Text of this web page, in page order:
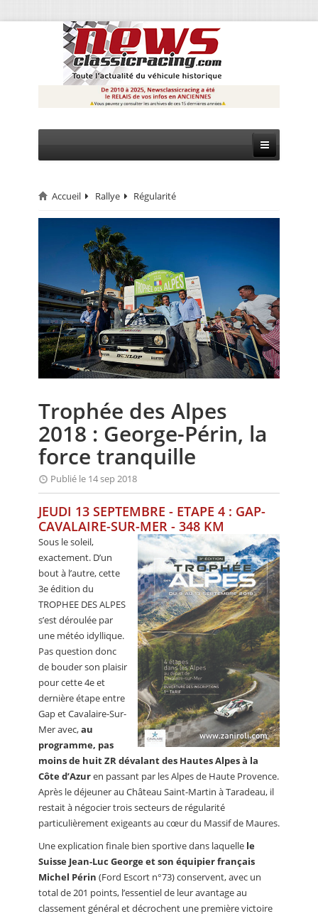
CIRCUIT
MONTAGNE
EVÈNEMENTS
CALENDRIER
FOCUS
ANNUAIRES
PETITES ANNONCES
Accueil Rallye Régularité
Trophée des Alpes
2018 : George-Périn, la
force tranquille
Publié le 14 sep 2018
JEUDI 13 SEPTEMBRE - ETAPE 4 : GAP-
CAVALAIRE-SUR-MER - 348 KM
Sous le soleil,
exactement. D’un
bout à l’autre, cette
3e édition du
TROPHEE DES ALPES
s’est déroulée par
une météo idyllique.
Pas question donc
de bouder son plaisir
pour cette 4e et
dernière étape entre
Gap et Cavalaire-Sur-
Mer avec,au
programme, pas
moins de huit ZR dévalant des Hautes Alpes à la
Côte d’Azuren passant par les Alpes de Haute Provence.
Après le déjeuner au Château Saint-Martin à Taradeau, il
restait à négocier trois secteurs de régularité
particulièrement exigeants au cœur du Massif de Maures.
Une explication finale bien sportive dans laquelle le
Suisse Jean-Luc George et son équipier français
Michel Périn (Ford Escort n°73) conservent, avec un
total de 201 points, l’essentiel de leur avantage au
classement général et décrochent une première victoire